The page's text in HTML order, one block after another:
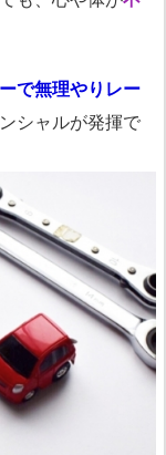
で無理やりレー
シャルが発揮で